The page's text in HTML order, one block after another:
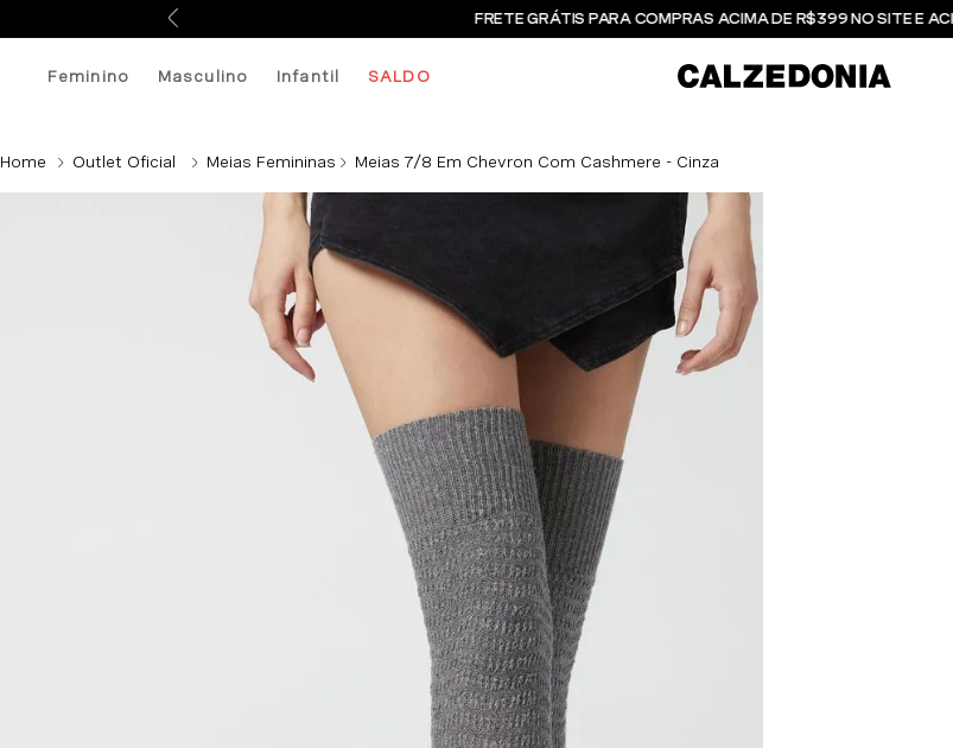
FRETE GRÁTIS PARA COMPRAS ACIMA DE R$399 NO SITE E
Feminino Masculino Infantil SALDO
Outlet Oficial Meias Femininas Meias 7/8 Em Chevron Com Cashmere - Cinza